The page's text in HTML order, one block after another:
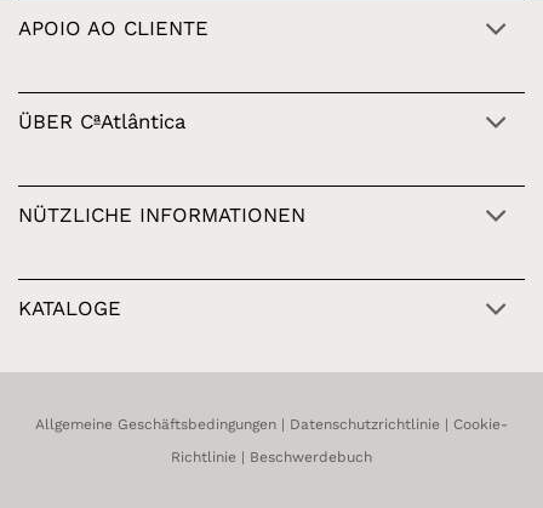
APOIO AO CLIENTE
ÜBER CªAtlântica
NÜTZLICHE INFORMATIONEN
KATALOGE
Allgemeine Geschäftsbedingungen | Datenschutzrichtlinie | Cookie-
Richtlinie | Beschwerdebuch